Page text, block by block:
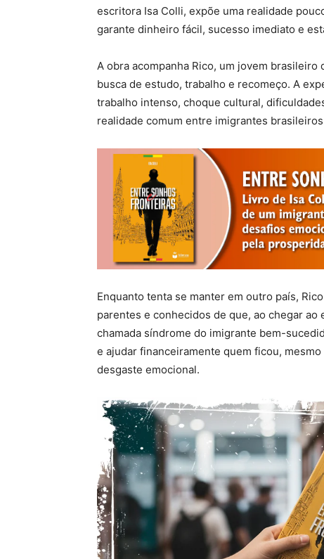
escritora Isa Colli, expõe uma realidade
garante dinheiro fácil, sucesso imediato e
A obra acompanha Rico, um jovem
busca de estudo, trabalho e recomeço. A
trabalho intenso, choque cultural,
realidade comum entre imigrantes
Enquanto tenta se manter em outro país,
parentes e conhecidos de que, ao chegar ao
chamada síndrome do imigrante bem-
e ajudar financeiramente quem ficou,
desgaste emocional.